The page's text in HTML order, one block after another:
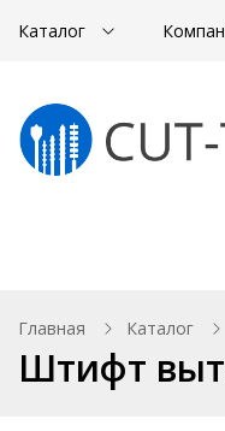
Каталог
Главная Каталог
Штифт